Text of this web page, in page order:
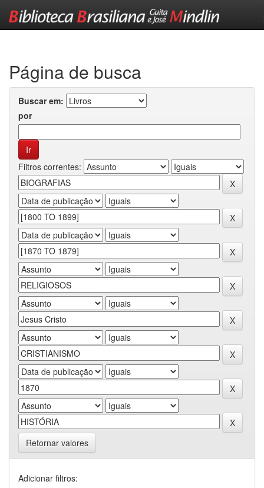
Página de busca
Buscar em:
por
Filtros correntes:
Retornar valores
Adicionar filtros: